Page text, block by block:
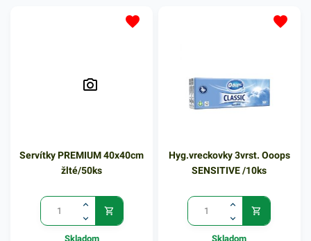
Servítky PREMIUM 40x40cm
žlté/50ks
Skladom
Hyg.vreckovky 3vrst. Ooops
SENSITIVE /10ks
Skladom